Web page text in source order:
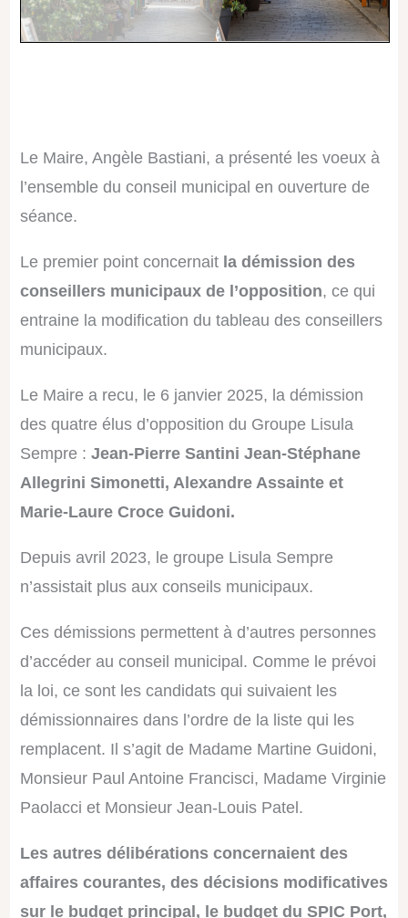
nouveaux membres.
Virginie Paolacci et Jean-Louis Patel.
travaux du conseil municipal.
PAR LE MAIRE
Révision de l’acte constitutif des parcs de stationnement.
Faciliter les encaissements grâce à des modes de paiement
diversifiés.
meilleure expérience pour les usagers tout en renforçant la
transparence financière.
Actions prévues : Stérilisation et identification de 60 chats libres.
Coût : 3 300 €, pris en charge à 50 % par la commune.
publique et assurer le bien-être animal tout en valorisant une
cohabitation harmonieuse.
3. CONVENTION POUR LA STÉRILISATION DES
Le Maire, Angèle Bastiani, a présenté les voeux à
l’ensemble du conseil municipal en ouverture de
séance.
Le premier point concernait la démission des
conseillers municipaux de l’opposition, ce qui
entraine la modification du tableau des conseillers
municipaux.
Le Maire a recu, le 6 janvier 2025, la démission
des quatre élus d’opposition du Groupe Lisula
Sempre : Jean-Pierre Santini Jean-Stéphane
Allegrini Simonetti, Alexandre Assainte et
Marie-Laure Croce Guidoni.
Depuis avril 2023, le groupe Lisula Sempre
n’assistait plus aux conseils municipaux.
Ces démissions permettent à d’autres personnes
d’accéder au conseil municipal. Comme le prévoi
la loi, ce sont les candidats qui suivaient les
démissionnaires dans l’ordre de la liste qui les
remplacent. Il s’agit de Madame Martine Guidoni,
Monsieur Paul Antoine Francisci, Madame Virginie
Paolacci et Monsieur Jean-Louis Patel.
Les autres délibérations concernaient des
affaires courantes, des décisions modificatives
sur le budget principal, le budget du SPIC Port,